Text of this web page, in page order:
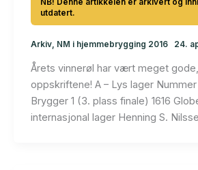
Arkiv, NM i hjemmebrygging 2016 24.
Årets vinnerøl har vært meget
oppskriftene! A – Lys lager
Brygger 1 (3. plass finale) 1616
internasjonal lager Henning S.